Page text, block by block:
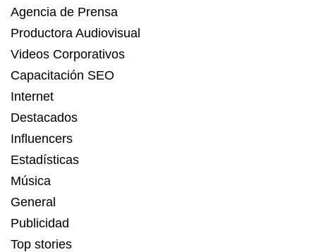
Agencia de Prensa
Productora Audiovisual
Videos Corporativos
Capacitación SEO
Internet
Destacados
Influencers
Estadísticas
Música
General
Publicidad
Top stories